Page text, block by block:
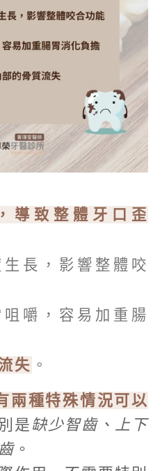
導致整體牙口歪
長，影響整體咬
嚼，容易加重腸
失 。
兩種特殊情況可以
是 缺少智齒、上下
。